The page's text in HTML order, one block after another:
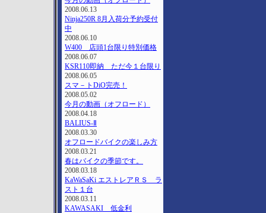
2008.06.13
Ninja250R 8月入荷分予約受付
中
2008.06.10
W400 店頭1台限り特別価格
2008.06.07
KSR110即納 ただ今１台限り
2008.06.05
スマ－トDiO完売！
2008.05.02
今月の動画（オフロード）
2008.04.18
BALIUS-Ⅱ
2008.03.30
オフロードバイクの楽しみ方
2008.03.21
春はバイクの季節です。
2008.03.18
KaWaSaKi エストレアＲＳ ラ
スト１台
2008.03.11
KAWASAKI 低金利